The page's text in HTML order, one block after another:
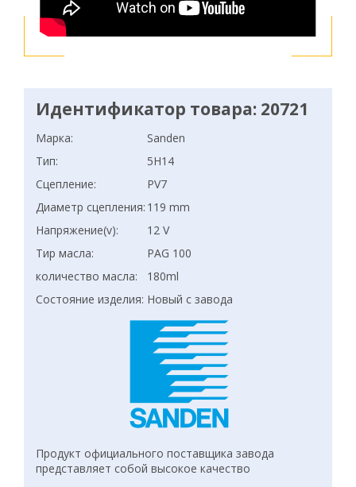
Идентификатор товара: 20721
Марка:
Sanden
Тип:
5H14
Сцепление:
PV7
Диаметр сцепления: 119 mm
Напряжение(v):
12 V
Тир масла:
PAG 100
количество масла:
180ml
Состояние изделия: Новый с завода
Продукт официального поставщика завода
представляет собой высокое качество